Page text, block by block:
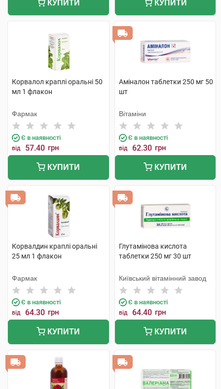
КУПИТИ КУПИТИ
Корвалол краплі оральні 50
мл 1 флакон
Фармак
Є в наявності
від 57.40 грн
КУПИТИ
Аміналон таблетки 250 мг 50
шт
Вітаміни
Є в наявності
від 62.30 грн
КУПИТИ
Корвалдин краплі оральні
25 мл 1 флакон
Фармак
Є в наявності
від 64.30 грн
КУПИТИ
Глутамінова кислота
таблетки 250 мг 30 шт
Київський вітамінний завод
Є в наявності
від 64.40 грн
КУПИТИ